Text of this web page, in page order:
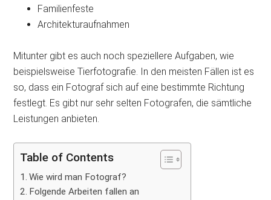
Familienfeste
Architekturaufnahmen
Mitunter gibt es auch noch speziellere Aufgaben, wie
beispielsweise Tierfotografie. In den meisten Fällen ist es
so, dass ein Fotograf sich auf eine bestimmte Richtung
festlegt. Es gibt nur sehr selten Fotografen, die sämtliche
Leistungen anbieten.
Table of Contents
Wie wird man Fotograf?
Folgende Arbeiten fallen an